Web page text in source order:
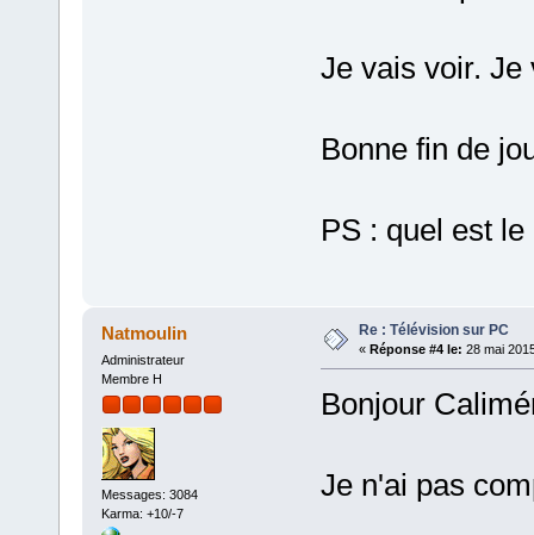
Je vais voir. Je
Bonne fin de
PS : quel est
Natmoulin
Administrateur
Membre H
Messages: 3084
Karma: +10/-7
Re : Télévision sur PC
« Réponse #4 le: 28 mai
Bonjour
Je n'ai pas